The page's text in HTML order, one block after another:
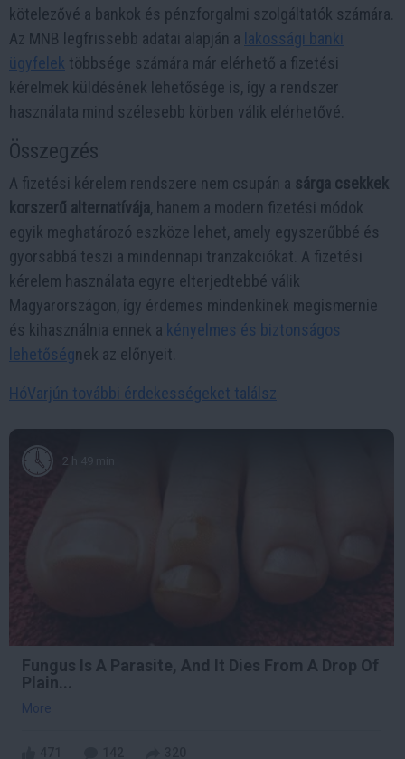
kötelezővé a bankok és pénzforgalmi szolgáltatók számára.
Az MNB legfrissebb adatai alapján a lakossági banki
ügyfelek többsége számára már elérhető a fizetési
kérelmek küldésének lehetősége is, így a rendszer
használata mind szélesebb körben válik elérhetővé.
Összegzés
A fizetési kérelem rendszere nem csupán a sárga csekkek
korszerű alternatívája, hanem a modern fizetési módok
egyik meghatározó eszköze lehet, amely egyszerűbbé és
gyorsabbá teszi a mindennapi tranzakciókat. A fizetési
kérelem használata egyre elterjedtebbé válik
Magyarországon, így érdemes mindenkinek megismernie
és kihasználnia ennek a kényelmes és biztonságos
lehetőségnek az előnyeit.
HóVarjún további érdekességeket találsz
2 h 49 min
Fungus Is A Parasite, And It Dies From A Drop Of
Plain...
More